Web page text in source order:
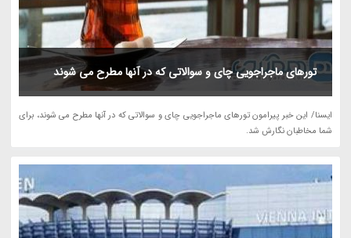
تورهای ماجراجویی چای و سوالاتی که در آنها مطرح می شوند
ایسنا/ این خبر پیرامون تورهای ماجراجویی چای و سوالاتی که در آنها مطرح می شوند، برای
شما مخاطبان نگارش شد.